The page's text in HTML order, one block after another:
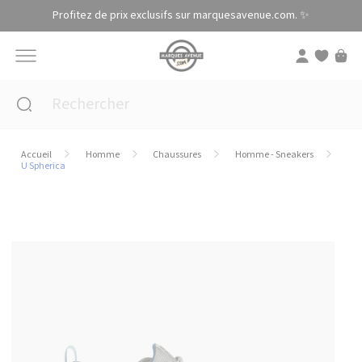
Profitez de prix exclusifs sur marquesavenue.com. ✨
Accueil Homme Chaussures
Homme - Sneakers
U Spherica
Panneau de gestion des cookies